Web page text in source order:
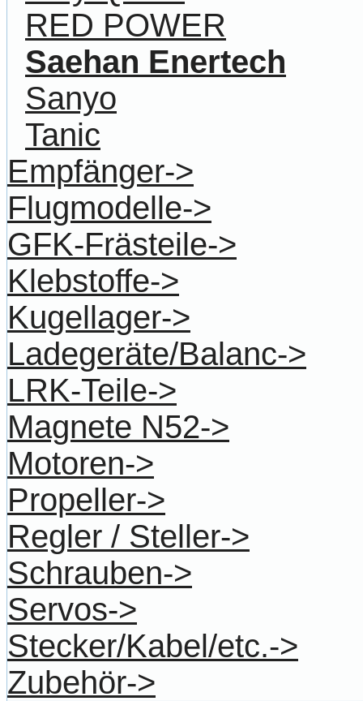
RED POWER
Saehan Enertech
Sanyo
Tanic
Empfänger->
Flugmodelle->
GFK-Frästeile->
Klebstoffe->
Kugellager->
Ladegeräte/Balanc->
LRK-Teile->
Magnete N52->
Motoren->
Propeller->
Regler / Steller->
Schrauben->
Servos->
Stecker/Kabel/etc.->
Zubehör->